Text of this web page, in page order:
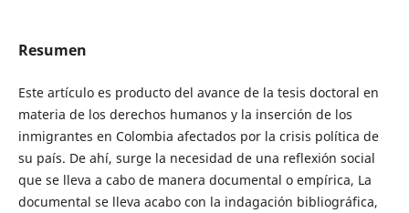
Resumen
Este artículo es producto del avance de la tesis doctoral en
materia de los derechos humanos y la inserción de los
inmigrantes en Colombia afectados por la crisis política de
su país. De ahí, surge la necesidad de una reflexión social
que se lleva a cabo de manera documental o empírica, La
documental se lleva acabo con la indagación bibliográfica,